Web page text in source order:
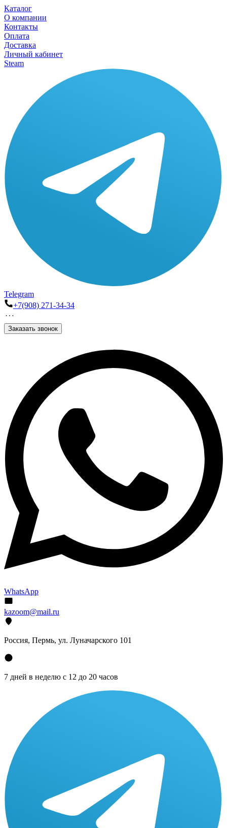
Каталог
О компании
Контакты
Оплата
Доставка
Личный кабинет
Steam
Telegram
+7(908) 271-34-34
Заказать звонок
WhatsApp
kazoom@mail.ru
Россия, Пермь, ул. Луначарского 101
7 дней в неделю с 12 до 20 часов